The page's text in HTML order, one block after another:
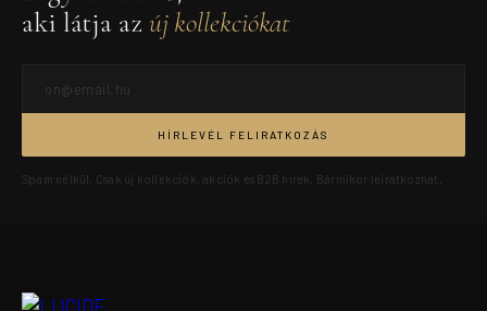
aki látja az új kollekciókat
HÍRLEVÉL FELIRATKOZÁS
Spam nélkül. Csak új kollekciók, akciók és B2B hírek. Bármikor leiratkozhat.